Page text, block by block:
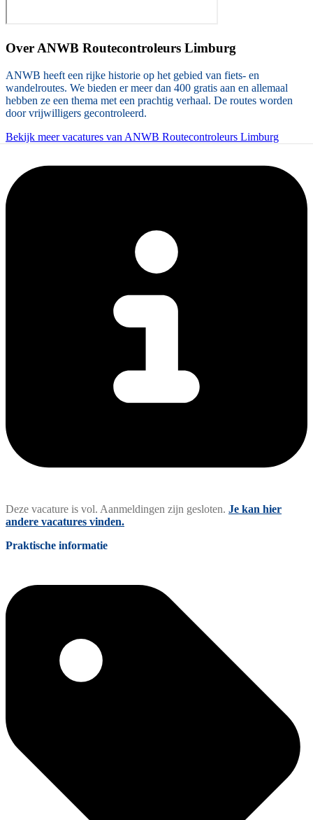
Over ANWB Routecontroleurs Limburg
ANWB heeft een rijke historie op het gebied van fiets- en
wandelroutes. We bieden er meer dan 400 gratis aan en allemaal
hebben ze een thema met een prachtig verhaal. De routes worden
door vrijwilligers gecontroleerd.
Bekijk meer vacatures van ANWB Routecontroleurs Limburg
Deze vacature is vol. Aanmeldingen zijn gesloten. Je kan hier
andere vacatures vinden.
Praktische informatie